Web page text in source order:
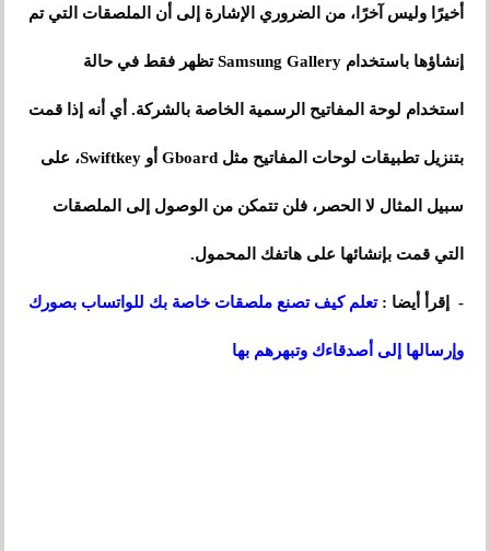
أخيرًا وليس آخرًا، من الضروري الإشارة إلى أن الملصقات التي تم
إنشاؤها باستخدام Samsung Gallery تظهر فقط في حالة
استخدام لوحة المفاتيح الرسمية الخاصة بالشركة. أي أنه إذا قمت
بتنزيل تطبيقات لوحات المفاتيح مثل Gboard أو Swiftkey، على
سبيل المثال لا الحصر، فلن تتمكن من الوصول إلى الملصقات
التي قمت بإنشائها على هاتفك المحمول.
- إقرأ أيضا : تعلم كيف تصنع ملصقات خاصة بك للواتساب بصورك
وإرسالها إلى أصدقاءك وتبهرهم بها